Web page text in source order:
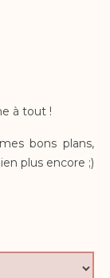
à tout !
bons plans,
plus encore ;)